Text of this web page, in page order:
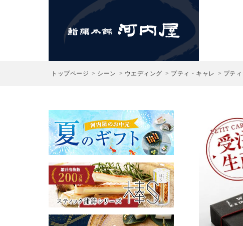
トップページ シーン ウエディング プティ・キャレ プテ